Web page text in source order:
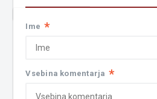
Ime *
Vsebina komentarja *